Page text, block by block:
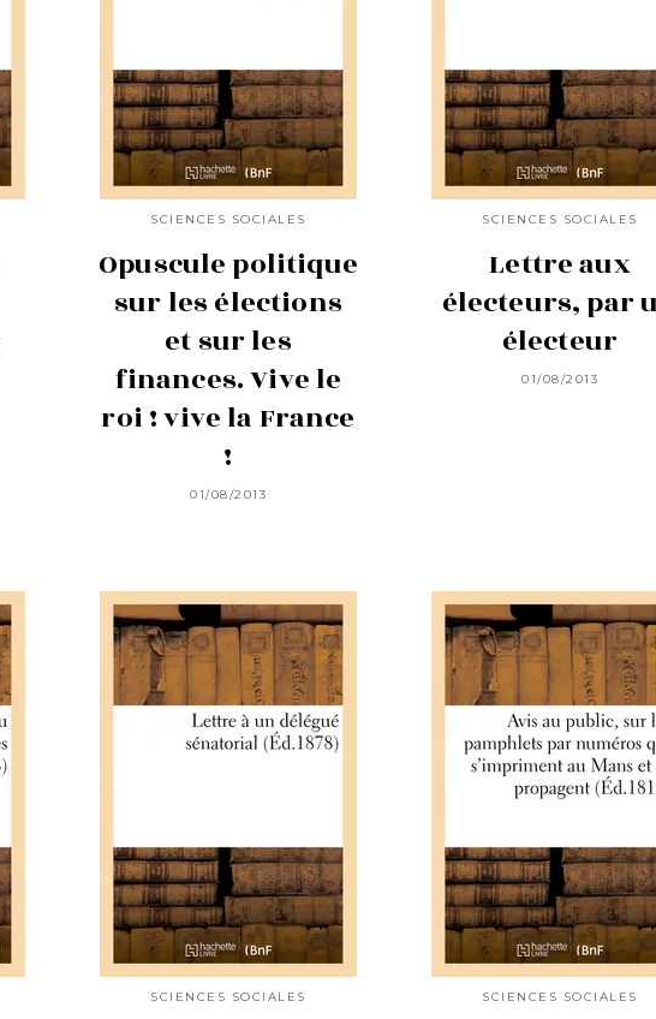
SCIENCES SOCIALES
Opuscule politique
sur les élections
et sur les
finances. Vive le
roi ! vive la France
!
01/08/2013
SCIENCES SOCIALES
Lettre aux
électeurs, par
électeur
01/08/2013
SCIENCES SOCIALES SCIENCES SOCIALES